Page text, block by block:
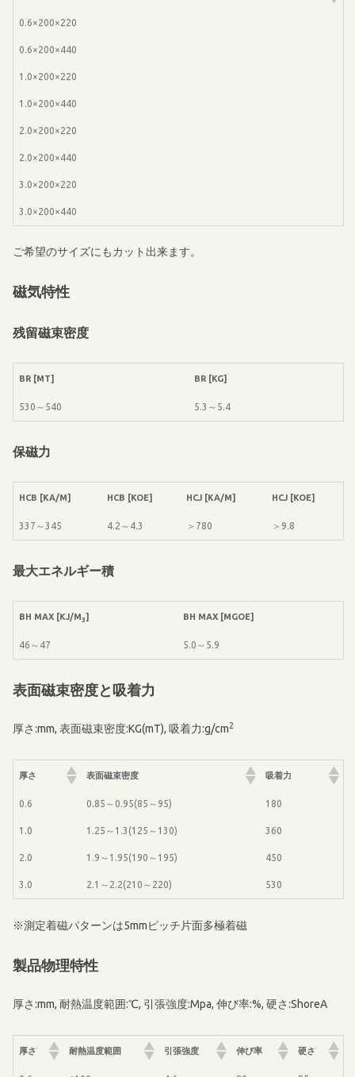
0.6×200×220
0.6×200×440
1.0×200×220
1.0×200×440
2.0×200×220
2.0×200×440
3.0×200×220
3.0×200×440
ご希望のサイズにもカット出来ます。
磁気特性
残留磁束密度
BR [MT] BR [KG]
530～540 5.3～5.4
保磁力
HCB [KA/M] HCB [KOE] HCJ [KA/M] HCJ [KOE]
337～345 4.2～4.3 ＞780 ＞9.8
最大エネルギー積
BH MAX [KJ/M3] BH MAX [MGOE]
46～47 5.0～5.9
表面磁束密度と吸着力
厚さ:mm, 表面磁束密度:KG(mT), 吸着力:g/cm2
厚さ 表面磁束密度 吸着力
0.6 0.85～0.95(85～95) 180
1.0 1.25～1.3(125～130) 360
2.0 1.9～1.95(190～195) 450
3.0 2.1～2.2(210～220) 530
※測定着磁パターンは5mmピッチ片面多極着磁
製品物理特性
厚さ:mm, 耐熱温度範囲:℃, 引張強度:Mpa, 伸び率:%, 硬さ:ShoreA
厚さ 耐熱温度範囲 引張強度 伸び率 硬さ